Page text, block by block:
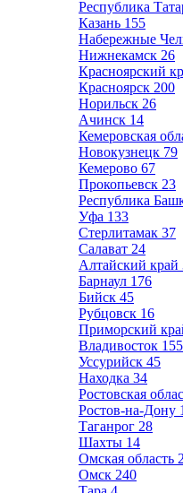
Республика
Казань 155
Набережные
Нижнекамск 26
Красноярский
Красноярск 200
Норильск 26
Ачинск 14
Кемеровская
Новокузнецк 79
Кемерово 67
Прокопьевск 23
Республика
Уфа 133
Стерлитамак 37
Салават 24
Алтайский край
Барнаул 176
Бийск 45
Рубцовск 16
Приморский
Владивосток 155
Уссурийск 45
Находка 34
Ростовская
Ростов-на-Дону
Таганрог 28
Шахты 14
Омская область
Омск 240